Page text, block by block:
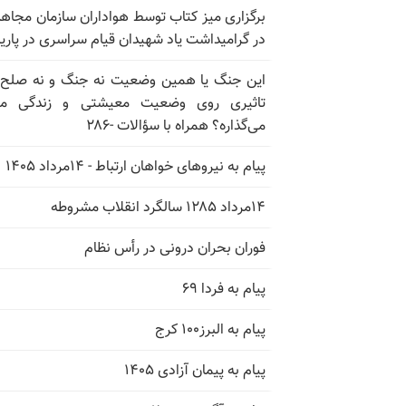
برگزاری میز کتاب توسط هواداران سازمان
در گرامیداشت یاد شهیدان قیام سراسری در
این جنگ یا همین وضعیت نه جنگ و نه
تاثیری روی وضعیت معیشتی و زندگی
می‌گذاره؟ همراه با سؤالات -۲۸۶
پیام به نیروهای خواهان ارتباط - ۱۴مرداد ۱۴۰۵
۱۴مرداد ۱۲۸۵ سالگرد انقلاب مشروطه
فوران بحران درونی در رأس نظام
پیام به فردا ۶۹
پیام به البرز۱۰۰ کرج
پیام به پیمان آزادی ۱۴۰۵